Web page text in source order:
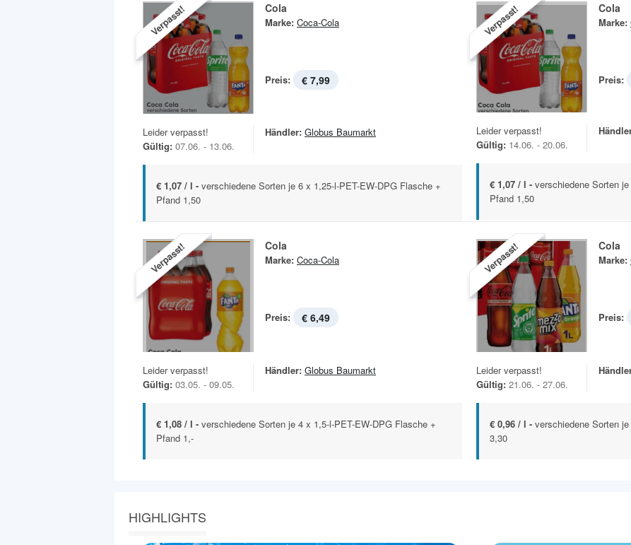
Verpasst! Cola
Marke: Coca-Cola
Preis: € 7,99
Leider verpasst!
Gültig: 07.06. - 13.06.
Händler: Globus Baumarkt
€ 1,07 / l - verschiedene Sorten je 6 x 1,25-l-PET-EW-DPG Flasche +
Pfand 1,50
Verpasst! Cola
Marke:
Preis:
Leider verpasst!
Gültig: 14.06. - 20.06.
€ 1,07 / l - verschiedene Sorten
Pfand 1,50
Verpasst! Cola
Marke: Coca-Cola
Preis: € 6,49
Leider verpasst!
Gültig: 03.05. - 09.05.
Händler: Globus Baumarkt
€ 1,08 / l - verschiedene Sorten je 4 x 1,5-l-PET-EW-DPG Flasche +
Pfand 1,-
Verpasst! Cola
Marke:
Preis:
Leider verpasst!
Gültig: 21.06. - 27.06.
€ 0,96 / l - verschiedene Sorten
3,30
HIGHLIGHTS